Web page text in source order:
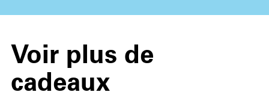
Voir plus de
cadeaux